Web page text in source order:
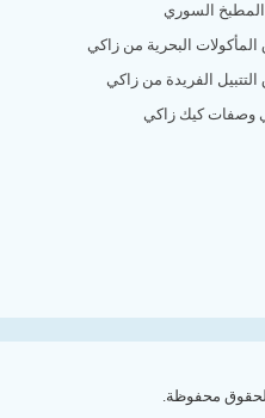
المطبخ السوري
البحرية من زاكي
الفريدة من زاكي
وصفات كيك زاكي